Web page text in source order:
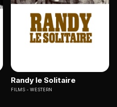
Randy le Solitaire
FILMS WESTERN